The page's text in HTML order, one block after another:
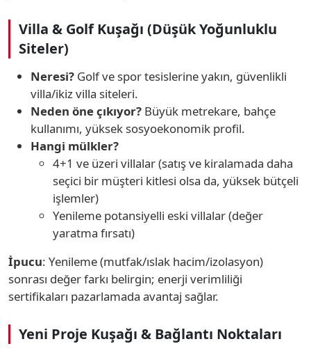
Villa & Golf Kuşağı (Düşük Yoğunluklu
Siteler)
Neresi? Golf ve spor tesislerine yakın, güvenlikli
villa/ikiz villa siteleri.
Neden öne çıkıyor? Büyük metrekare, bahçe
kullanımı, yüksek sosyoekonomik profil.
Hangi mülkler?
4+1 ve üzeri villalar (satış ve kiralamada daha
seçici bir müşteri kitlesi olsa da, yüksek bütçeli
işlemler)
Yenileme potansiyelli eski villalar (değer
yaratma fırsatı)
İpucu: Yenileme (mutfak/ıslak hacim/izolasyon)
sonrası değer farkı belirgin; enerji verimliliği
sertifikaları pazarlamada avantaj sağlar.
Yeni Proje Kuşağı & Bağlantı Noktaları